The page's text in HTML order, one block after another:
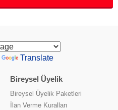
Translate
Bireysel Üyelik
Bireysel Üyelik Paketleri
İlan Verme Kuralları